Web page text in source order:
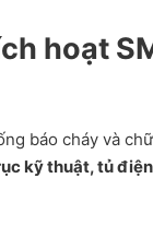
hoạt
báo cháy và
kỹ thuật, tủ